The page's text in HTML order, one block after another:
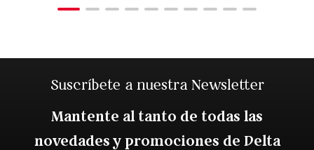
Suscríbete a nuestra Newsletter
Mantente al tanto de todas las
novedades y promociones de Delta